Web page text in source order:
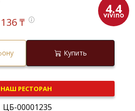
4.4
₸
Купить
НАШ РЕСТОРАН
ЦБ-00001235